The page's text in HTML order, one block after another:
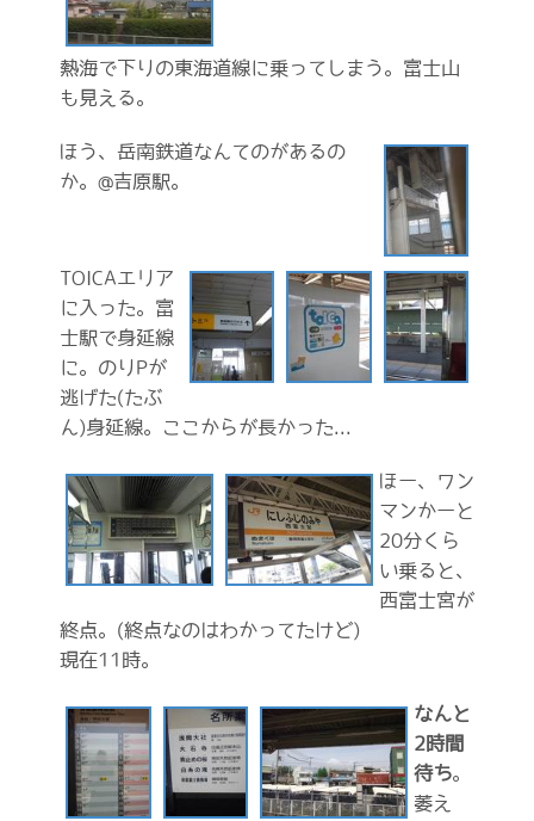
熱海で下りの東海道線に乗ってしまう。富士山
も見える。
ほう、岳南鉄道なんてのがあるの
か。@吉原駅。
TOICAエリア
に入った。富
士駅で身延線
に。のりPが
逃げた(たぶ
ん)身延線。ここからが長かった...
ほー、ワン
マンかーと
20分くら
い乗ると、
西富士宮が
終点。(終点なのはわかってたけど)
現在11時。
なんと
2時間
待ち。
萎え